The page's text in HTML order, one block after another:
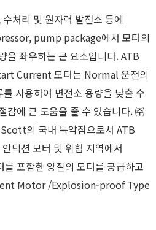
처리 및 원자력 발전소 등에
pump package에서 모터의
을 좌우하는 큰 요소입니다. ATB
Current 모터는 Normal 운전의
사용하여 변전소 용량을 낮출 수
감에 큰 도움을 줄 수 있습니다. ㈜
의 국내 특약점으로서 ATB
덕션 모터 및 위험 지역에서
포함한 양질의 모터를 공급하고
Motor /Explosion-proof Type